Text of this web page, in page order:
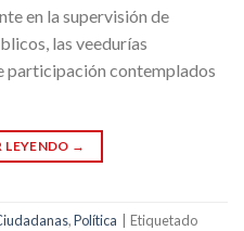
en la supervisión de
las veedurías
participación contemplados
→
,Política
Etiquetado